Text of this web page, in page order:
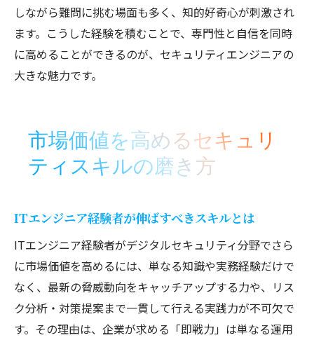
しながら難問に挑む場面も多く、知的好奇心が刺激され
ます。こうした経験を積むことで、専門性と自信を同時
に高めることができるのが、セキュリティエンジニアの
大きな魅力です。
市場価値を高めるセキュリ
ティスキルの磨き方
ITエンジニア経験者が伸ばすべきスキルとは
ITエンジニア経験者がデジタルセキュリティ分野でさら
に市場価値を高めるには、単なる知識や実務経験だけで
なく、最新の脅威動向をキャッチアップする力や、リス
ク分析・対策提案まで一貫して行える実践力が不可欠で
す。その理由は、企業が求める「即戦力」は単なる運用